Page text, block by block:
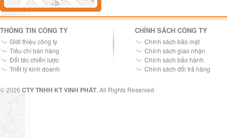
THÔNG TIN CÔNG TY
Giới thiệu công ty
Tiêu chí bán hàng
Đối tác chiến lược
Triết lý kinh doanh
CHÍNH SÁCH CÔNG TY
Chính sách bảo mật
Chính sách giao nhận
Chính sách bảo hành
Chính sách đổi trả hàng
© 2026 CTY TNHH KT VINH PHÁT. All Rights Reserved